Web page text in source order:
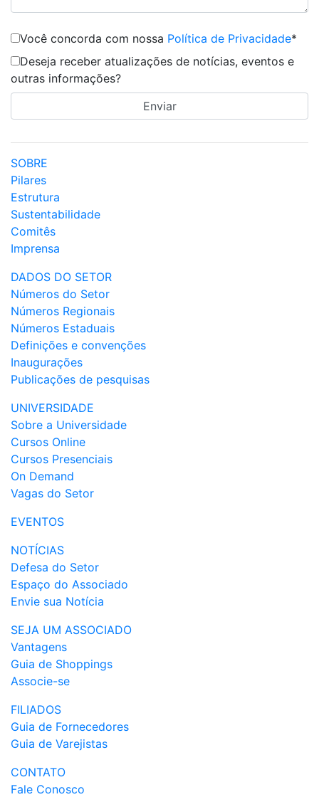
Você concorda com nossa Política de Privacidade*
Deseja receber atualizações de notícias, eventos e
outras informações?
SOBRE
Pilares
Estrutura
Sustentabilidade
Comitês
Imprensa
DADOS DO SETOR
Números do Setor
Números Regionais
Números Estaduais
Definições e convenções
Inaugurações
Publicações de pesquisas
UNIVERSIDADE
Sobre a Universidade
Cursos Online
Cursos Presenciais
On Demand
Vagas do Setor
EVENTOS
NOTÍCIAS
Defesa do Setor
Espaço do Associado
Envie sua Notícia
SEJA UM ASSOCIADO
Vantagens
Guia de Shoppings
Associe-se
FILIADOS
Guia de Fornecedores
Guia de Varejistas
CONTATO
Fale Conosco